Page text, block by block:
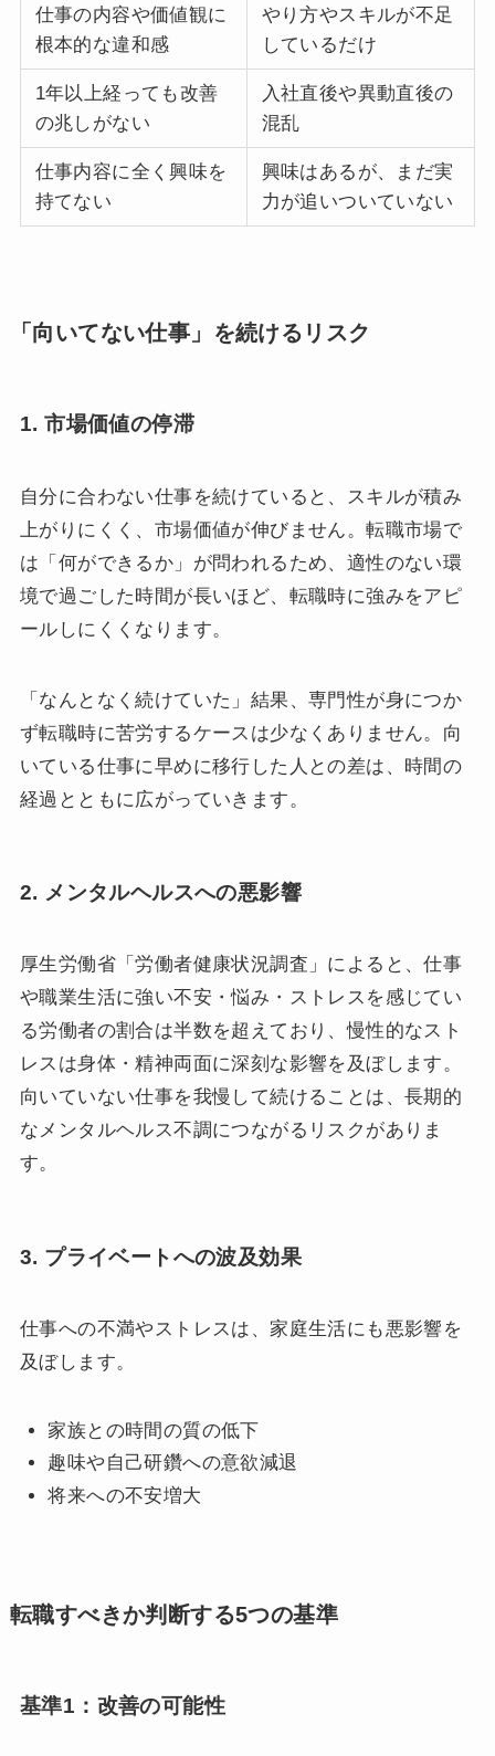
仕事の内容や価値観に
根本的な違和感
やり方やスキルが不足
しているだけ
1年以上経っても改善
の兆しがない
入社直後や異動直後の
混乱
仕事内容に全く興味を
持てない
興味はあるが、まだ実
力が追いついていない
「向いてない仕事」を続けるリスク
1. 市場価値の停滞
自分に合わない仕事を続けていると、スキルが積み
上がりにくく、市場価値が伸びません。転職市場で
は「何ができるか」が問われるため、適性のない環
境で過ごした時間が長いほど、転職時に強みをアピ
ールしにくくなります。
「なんとなく続けていた」結果、専門性が身につか
ず転職時に苦労するケースは少なくありません。向
いている仕事に早めに移行した人との差は、時間の
経過とともに広がっていきます。
2. メンタルヘルスへの悪影響
厚生労働省「労働者健康状況調査」によると、仕事
や職業生活に強い不安・悩み・ストレスを感じてい
る労働者の割合は半数を超えており、慢性的なスト
レスは身体・精神両面に深刻な影響を及ぼします。
向いていない仕事を我慢して続けることは、長期的
なメンタルヘルス不調につながるリスクがありま
す。
3. プライベートへの波及効果
仕事への不満やストレスは、家庭生活にも悪影響を
及ぼします。
家族との時間の質の低下
趣味や自己研鑽への意欲減退
将来への不安増大
転職すべきか判断する5つの基準
基準1：改善の可能性